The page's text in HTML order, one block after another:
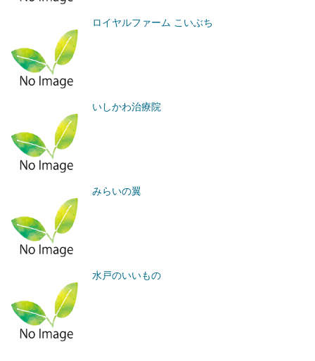
ロイヤルファーム こいぶち
いしかわ治療院
みらいの翼
水戸のいいもの